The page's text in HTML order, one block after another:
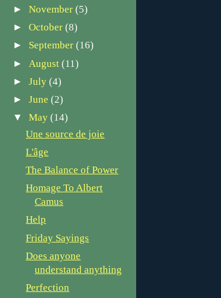
►November(5)
►October(8)
► September(16)
► August(11)
►July(4)
►June(2)
▼May(14)
Une source de joie
L'âge
The Balance of Power
Homage To Albert
Camus
Help
Friday Sayings
Does anyone
understand anything
Perfection